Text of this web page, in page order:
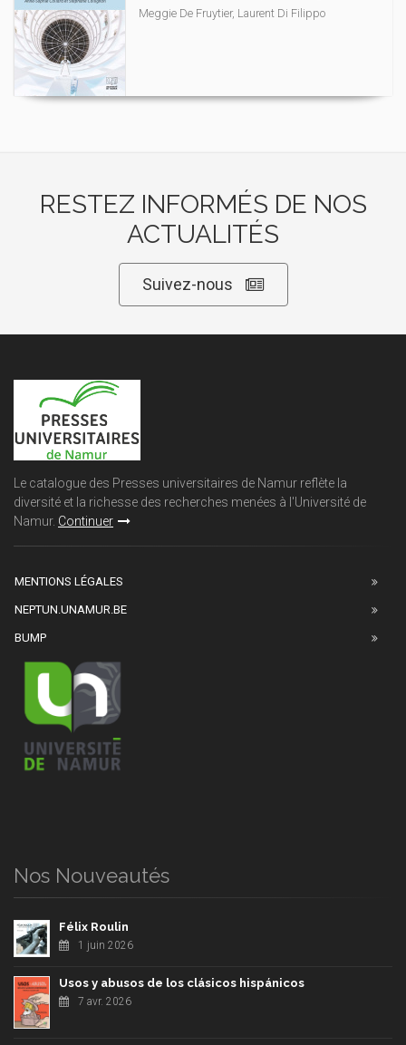
Meggie De Fruytier, Laurent Di Filippo
RESTEZ INFORMÉS DE NOS
ACTUALITÉS
Suivez-nous
Le catalogue des Presses universitaires de Namur reflète la
diversité et la richesse des recherches menées à l'Université de
Namur. Continuer
MENTIONS LÉGALES
NEPTUN.UNAMUR.BE
BUMP
Nos Nouveautés
Félix Roulin
1 juin 2026
Usos y abusos de los clásicos hispánicos
7 avr. 2026